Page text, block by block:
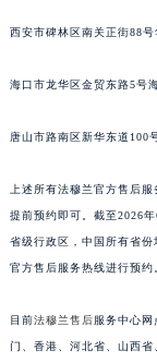
西安市碑林区南关正街88
海口市龙华区金贸东路5号
唐山市路南区新华东道100
上述所有法穆兰官方售后
提前预约即可。截至2026
省级行政区，中国所有省
官方售后服务热线进行预约
目前法穆兰售后服务中心
门、香港、河北省、山西